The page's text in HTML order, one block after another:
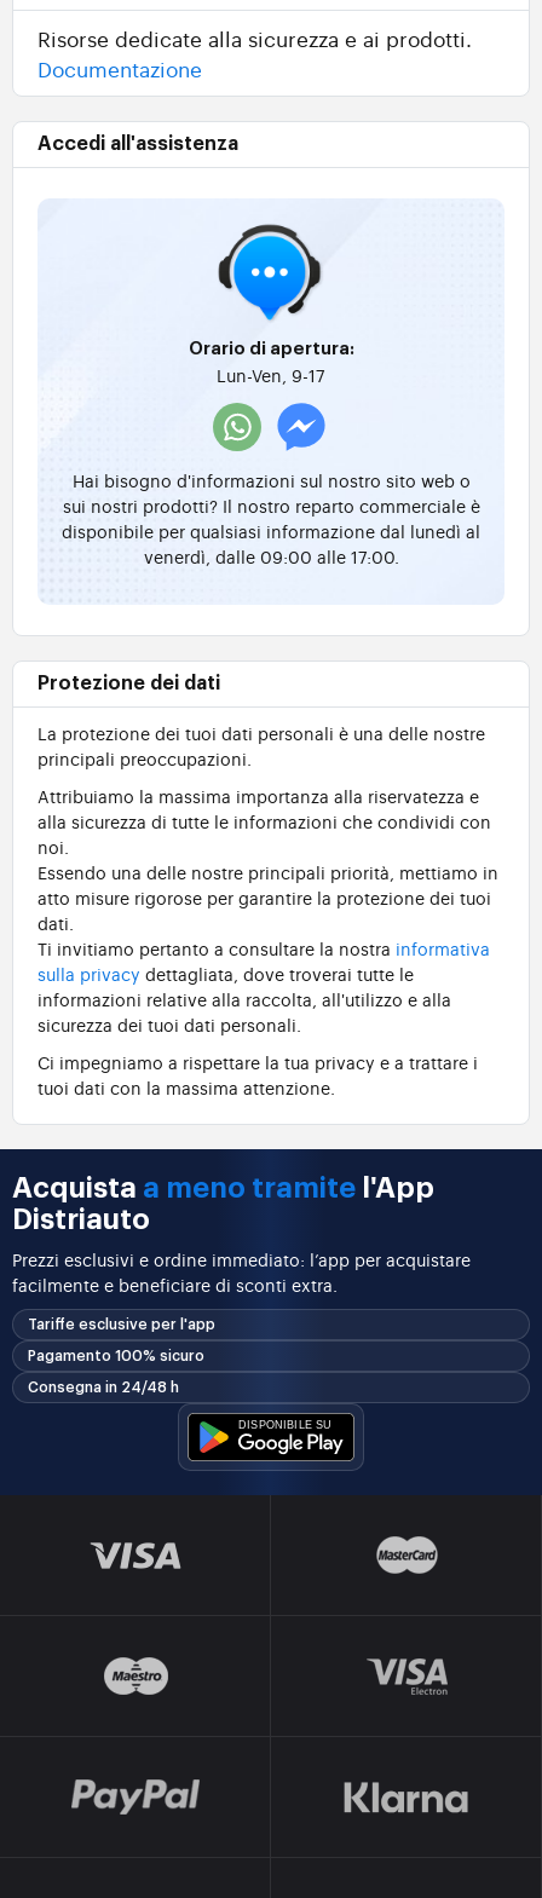
Risorse dedicate alla sicurezza e ai prodotti.
Documentazione
Accedi all'assistenza
Orario di apertura:
Lun-Ven, 9-17
Hai bisogno d'informazioni sul nostro sito web o
sui nostri prodotti? Il nostro reparto commerciale è
disponibile per qualsiasi informazione dal lunedì al
venerdì, dalle 09:00 alle 17:00.
Protezione dei dati
La protezione dei tuoi dati personali è una delle nostre
principali preoccupazioni.
Attribuiamo la massima importanza alla riservatezza e
alla sicurezza di tutte le informazioni che condividi con
noi.
Essendo una delle nostre principali priorità, mettiamo in
atto misure rigorose per garantire la protezione dei tuoi
dati.
Ti invitiamo pertanto a consultare la nostra informativa
sulla privacy dettagliata, dove troverai tutte le
informazioni relative alla raccolta, all'utilizzo e alla
sicurezza dei tuoi dati personali.
Ci impegniamo a rispettare la tua privacy e a trattare i
tuoi dati con la massima attenzione.
Acquista a meno tramite l'App
Distriauto
Prezzi esclusivi e ordine immediato: l’app per acquistare
facilmente e beneficiare di sconti extra.
Tariffe esclusive per l'app
Pagamento 100% sicuro
Consegna in 24/48 h